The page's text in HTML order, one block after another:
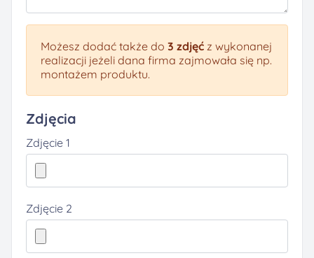
Możesz dodać także do 3 zdjęć z wykonanej
realizacji jeżeli dana firma zajmowała się np.
montażem produktu.
Zdjęcia
Zdjęcie 1
Zdjęcie 2